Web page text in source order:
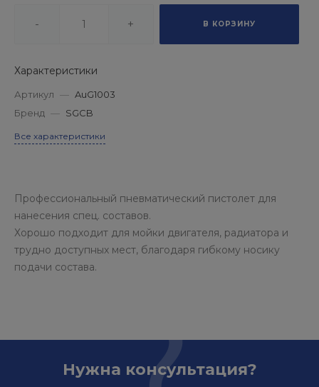
- + В КОРЗИНУ
Характеристики
Артикул — AuG1003
Бренд — SGCB
Все характеристики
Профессиональный пневматический пистолет для
нанесения спец. составов.
Хорошо подходит для мойки двигателя, радиатора и
трудно доступных мест, благодаря гибкому носику
подачи состава.
Нужна консультация?